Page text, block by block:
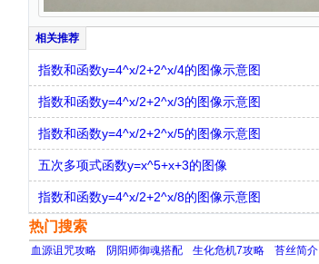
指数和函数y=4^x/2+2^x/4的图像示意图
指数和函数y=4^x/2+2^x/3的图像示意图
指数和函数y=4^x/2+2^x/5的图像示意图
五次多项式函数y=x^5+x+3的图像
指数和函数y=4^x/2+2^x/8的图像示意图
热门搜索
血源诅咒攻略 阴阳师御魂搭配 生化危机7攻略 苔丝简介